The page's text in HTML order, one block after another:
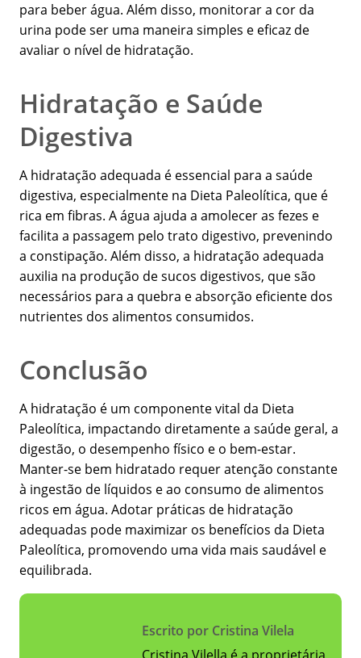
para beber água. Além disso, monitorar a cor da
urina pode ser uma maneira simples e eficaz de
avaliar o nível de hidratação.
Hidratação e Saúde
Digestiva
A hidratação adequada é essencial para a saúde
digestiva, especialmente na Dieta Paleolítica, que é
rica em fibras. A água ajuda a amolecer as fezes e
facilita a passagem pelo trato digestivo, prevenindo
a constipação. Além disso, a hidratação adequada
auxilia na produção de sucos digestivos, que são
necessários para a quebra e absorção eficiente dos
nutrientes dos alimentos consumidos.
Conclusão
A hidratação é um componente vital da Dieta
Paleolítica, impactando diretamente a saúde geral, a
digestão, o desempenho físico e o bem-estar.
Manter-se bem hidratado requer atenção constante
à ingestão de líquidos e ao consumo de alimentos
ricos em água. Adotar práticas de hidratação
adequadas pode maximizar os benefícios da Dieta
Paleolítica, promovendo uma vida mais saudável e
equilibrada.
Escrito por Cristina Vilela